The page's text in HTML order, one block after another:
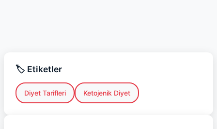
🏷️ Etiketler
Diyet Tarifleri Ketojenik Diyet